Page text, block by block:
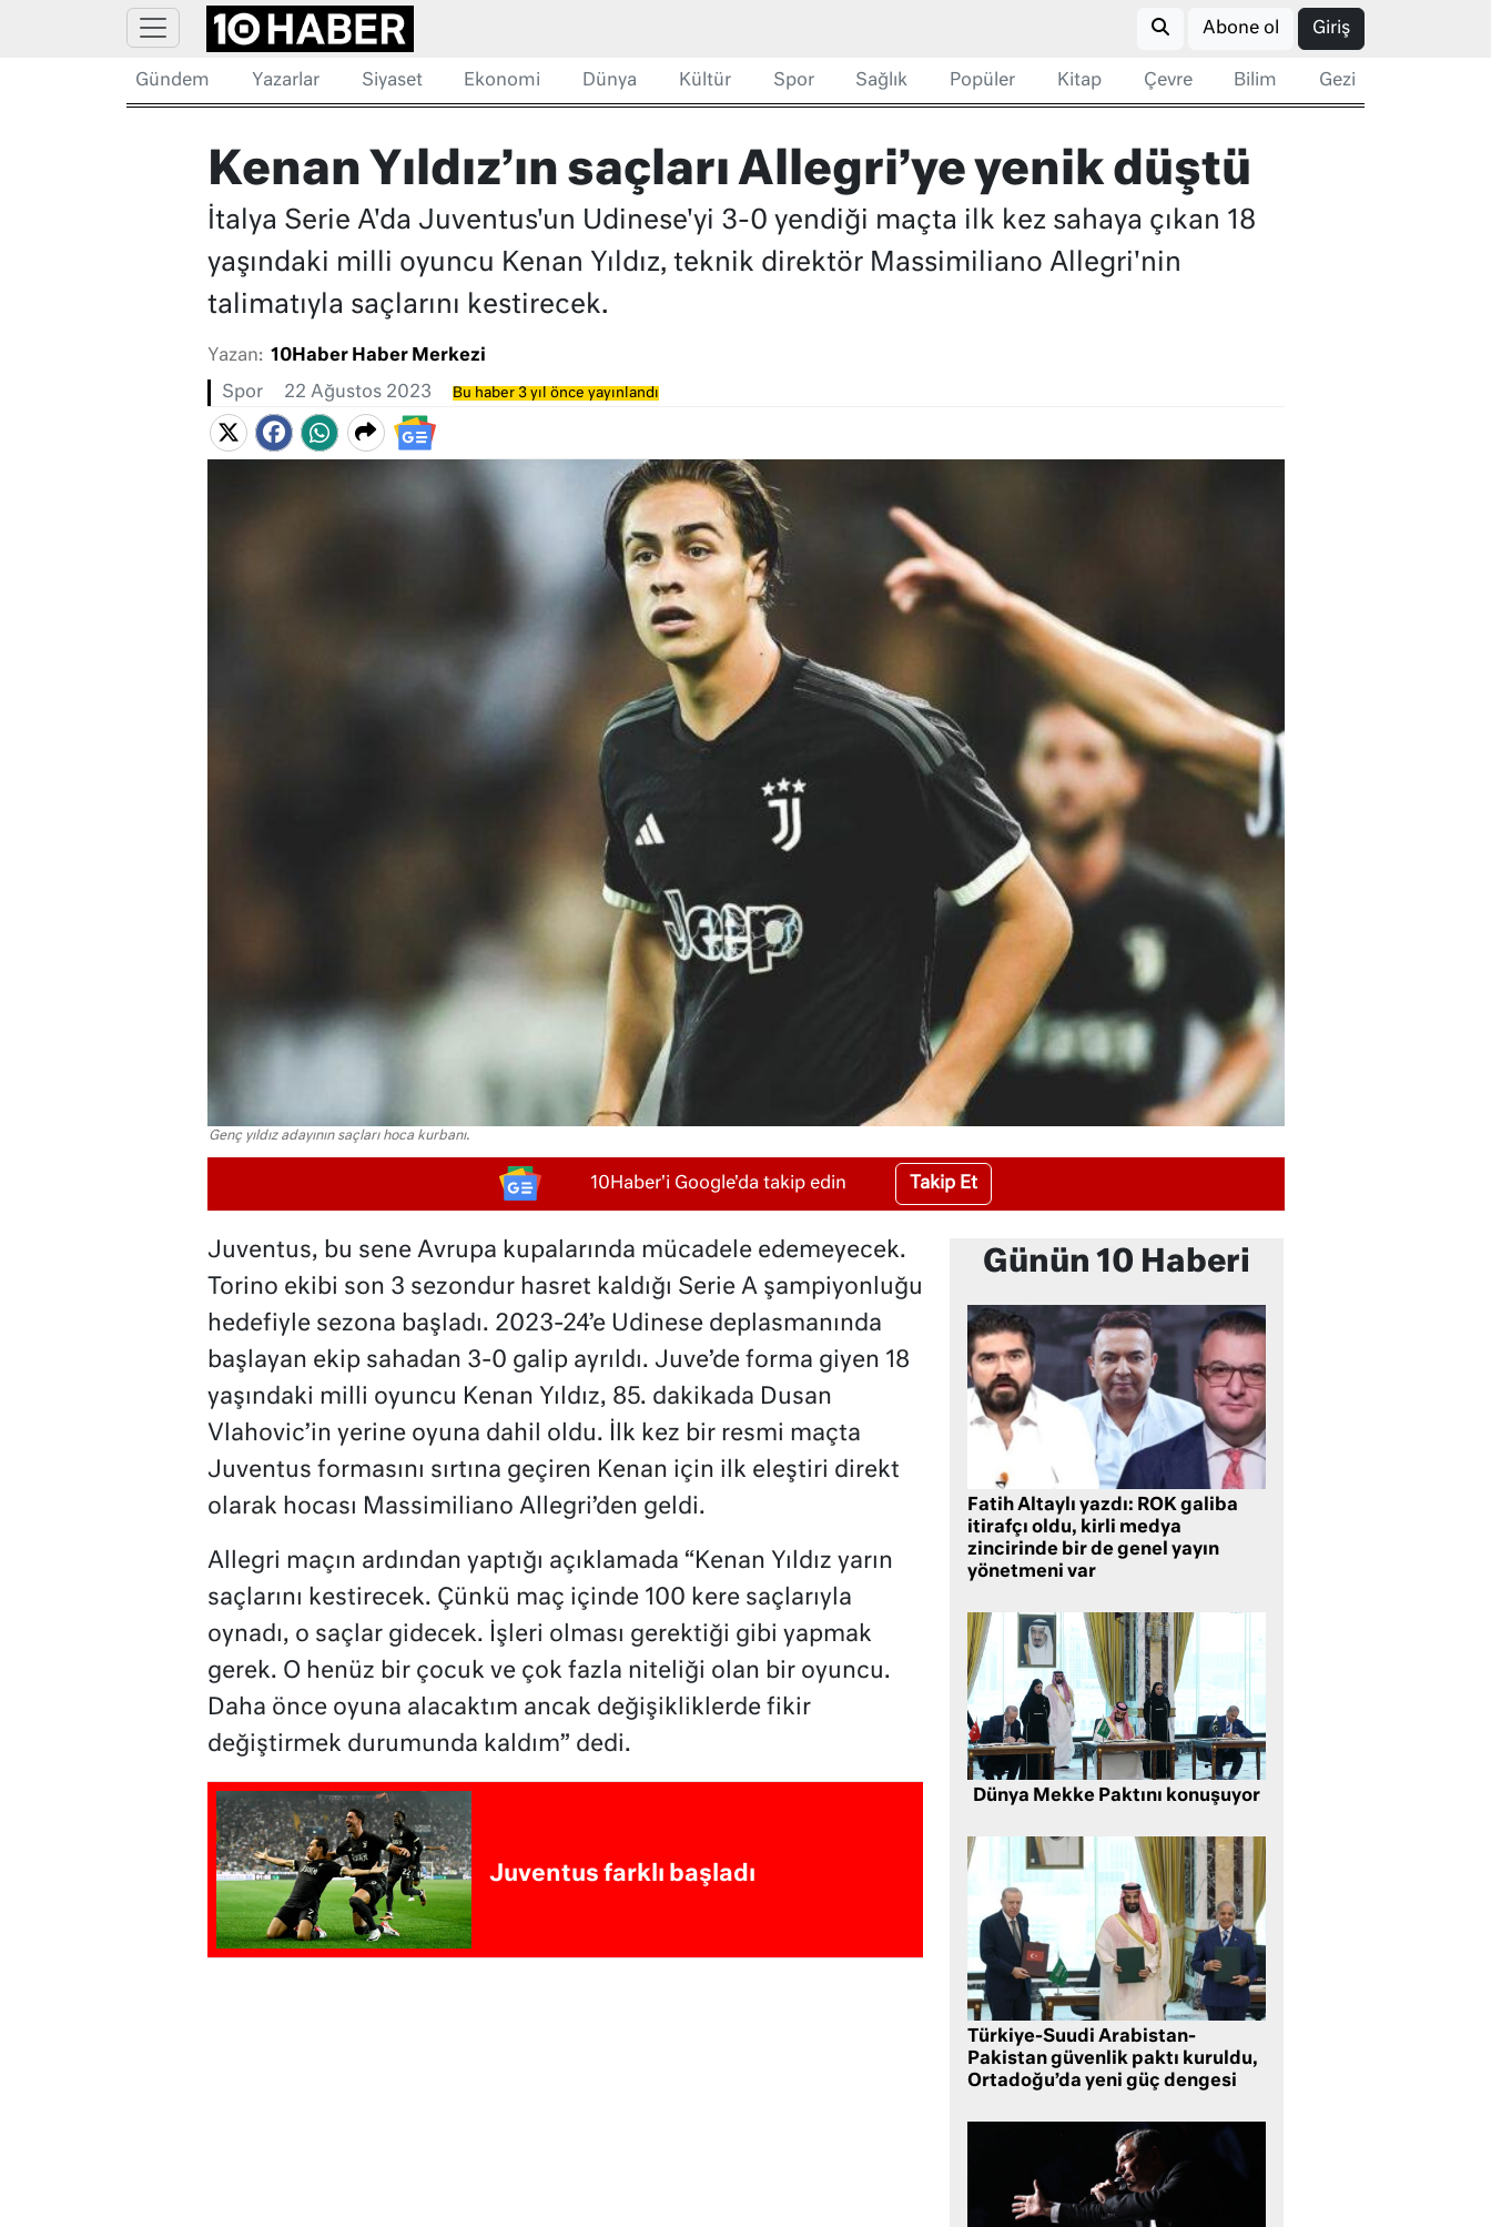
Abone ol Giriş
Gündem Yazarlar Siyaset Ekonomi Dünya Kültür Spor Sağlık Popüler Kitap Çevre Bilim Gezi
Kenan Yıldız’ın saçları Allegri’ye yenik düştü
İtalya Serie A'da Juventus'un Udinese'yi 3-0 yendiği maçta ilk kez sahaya çıkan 18
yaşındaki milli oyuncu Kenan Yıldız, teknik direktör Massimiliano Allegri'nin
talimatıyla saçlarını kestirecek.
Yazan: 10Haber Haber Merkezi
Spor 22 Ağustos 2023 Bu haber 3 yıl önce yayınlandı
Genç yıldız adayının saçları hoca kurbanı.
10Haber'i Google'da takip edin Takip Et
Juventus, bu sene Avrupa kupalarında mücadele edemeyecek.
Torino ekibi son 3 sezondur hasret kaldığı Serie A şampiyonluğu
hedefiyle sezona başladı. 2023-24’e Udinese deplasmanında
başlayan ekip sahadan 3-0 galip ayrıldı. Juve’de forma giyen 18
yaşındaki milli oyuncu Kenan Yıldız, 85. dakikada Dusan
Vlahovic’in yerine oyuna dahil oldu. İlk kez bir resmi maçta
Juventus formasını sırtına geçiren Kenan için ilk eleştiri direkt
olarak hocası Massimiliano Allegri’den geldi.
Allegri maçın ardından yaptığı açıklamada “Kenan Yıldız yarın
saçlarını kestirecek. Çünkü maç içinde 100 kere saçlarıyla
oynadı, o saçlar gidecek. İşleri olması gerektiği gibi yapmak
gerek. O henüz bir çocuk ve çok fazla niteliği olan bir oyuncu.
Daha önce oyuna alacaktım ancak değişikliklerde fikir
değiştirmek durumunda kaldım” dedi.
Juventus farklı başladı
Günün 10 Haberi
Fatih Altaylı yazdı: ROK galiba
itirafçı oldu, kirli medya
zincirinde bir de genel yayın
yönetmeni var
Dünya Mekke Paktını konuşuyor
Türkiye-Suudi Arabistan-
Pakistan güvenlik paktı kuruldu,
Ortadoğu’da yeni güç dengesi